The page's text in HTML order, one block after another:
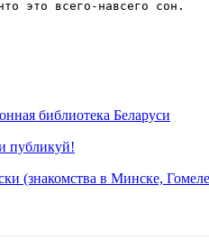
библиотека Беларуси
публикуй!
(знакомства в Минске,